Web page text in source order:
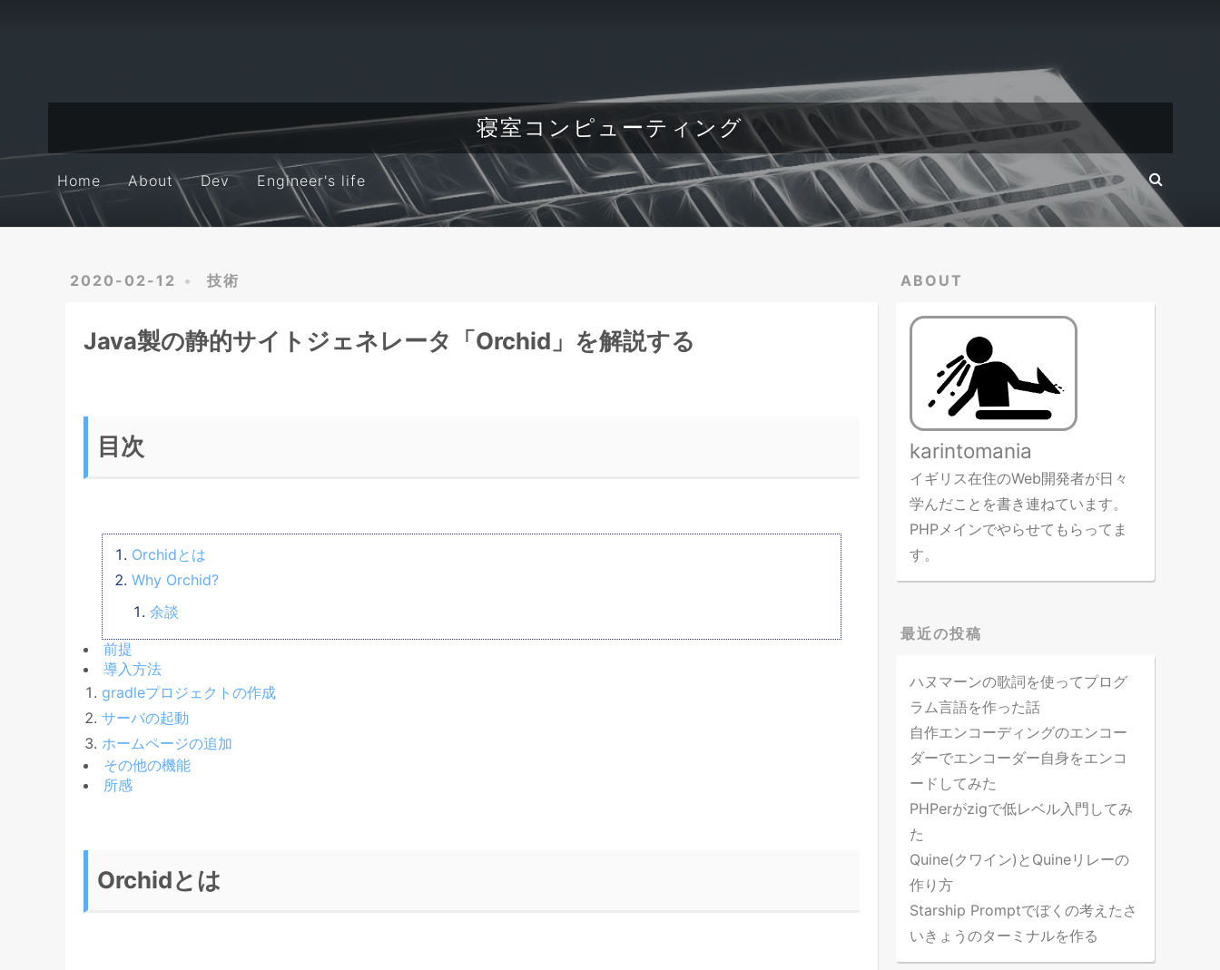
寝室コンピューティング
Home About Dev Engineer's life
2020-02-12 技術
Java製の静的サイトジェネレータ「Orchid」を解説する
目次
Orchidとは
Why Orchid?
余談
前提
導入方法
gradleプロジェクトの作成
サーバの起動
ホームページの追加
その他の機能
所感
Orchidとは
ABOUT
karintomania
イギリス在住のWeb開発者が日々
学んだことを書き連ねています。
PHPメインでやらせてもらってま
す。
最近の投稿
ハヌマーンの歌詞を使ってプログ
ラム言語を作った話
自作エンコーディングのエンコー
ダーでエンコーダー自身をエンコ
ードしてみた
PHPerがzigで低レベル入門してみ
た
Quine(クワイン)とQuineリレーの
作り方
Starship Promptでぼくの考えたさ
いきょうのターミナルを作る